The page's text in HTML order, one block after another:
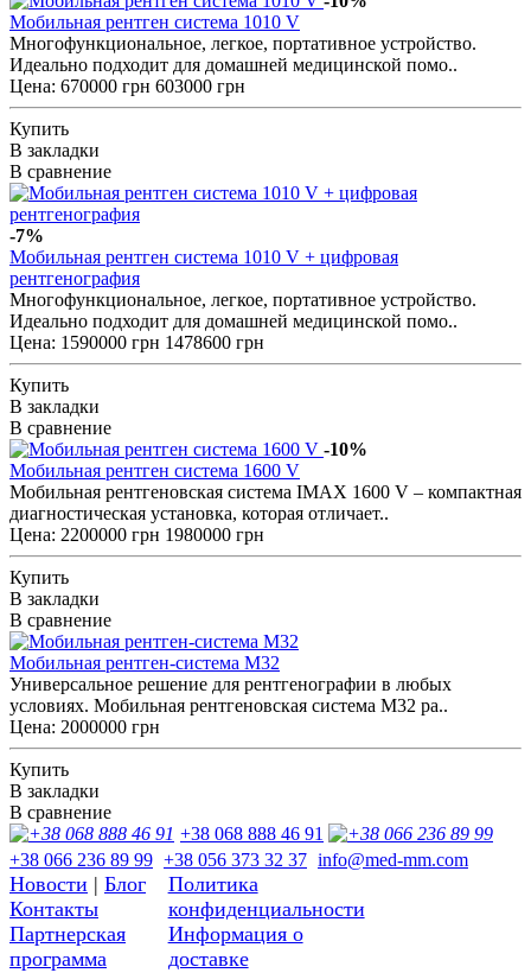
Мобильная рентген система 1010 V
Многофункциональное, легкое, портативное устройство.
Идеально подходит для домашней медицинской помо..
Цена: 670000 грн 603000 грн
Купить
В закладки
В сравнение
-7%
Мобильная рентген система 1010 V + цифровая
рентгенография
Многофункциональное, легкое, портативное устройство.
Идеально подходит для домашней медицинской помо..
Цена: 1590000 грн 1478600 грн
Купить
В закладки
В сравнение
-10%
Мобильная рентген система 1600 V
Мобильная рентгеновская система IMAX 1600 V – компактная
диагностическая установка, которая отличает..
Цена: 2200000 грн 1980000 грн
Купить
В закладки
В сравнение
Мобильная рентген-система М32
Универсальное решение для рентгенографии в любых
условиях. Мобильная рентгеновская система М32 ра..
Цена: 2000000 грн
Купить
В закладки
В сравнение
+38 068 888 46 91
+38 066 236 89 99 +38 056 373 32 37 info@med-mm.com
Новости | Блог
Контакты
Партнерская
программа
Политика
конфиденциальности
Информация о
доставке